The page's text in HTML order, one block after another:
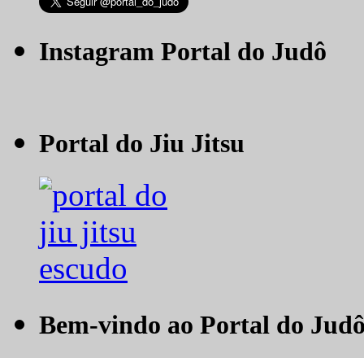
Instagram Portal do Judô
Portal do Jiu Jitsu
Bem-vindo ao Portal do